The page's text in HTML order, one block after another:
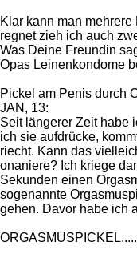
Klar kann man
regnet zieh ich auch
Was Deine Freundin
Opas Leinenkondome
Pickel am Penis durch
JAN, 13:
Seit längerer Zeit habe
ich sie aufdrücke,
riecht. Kann das
onaniere? Ich kriege
Sekunden einen
sogenannte
gehen. Davor habe ich